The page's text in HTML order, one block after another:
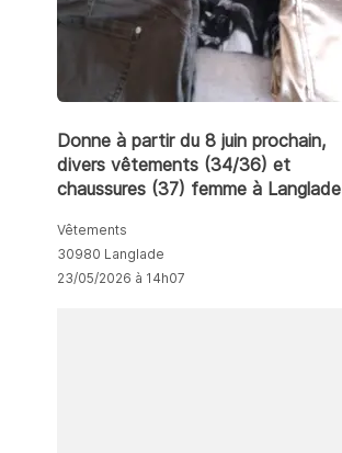
Donne à partir du 8 juin prochain,
divers vêtements (34/36) et
chaussures (37) femme à Langlade
Vêtements
30980 Langlade
23/05/2026 à 14h07